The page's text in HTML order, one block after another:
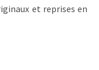
et reprises en